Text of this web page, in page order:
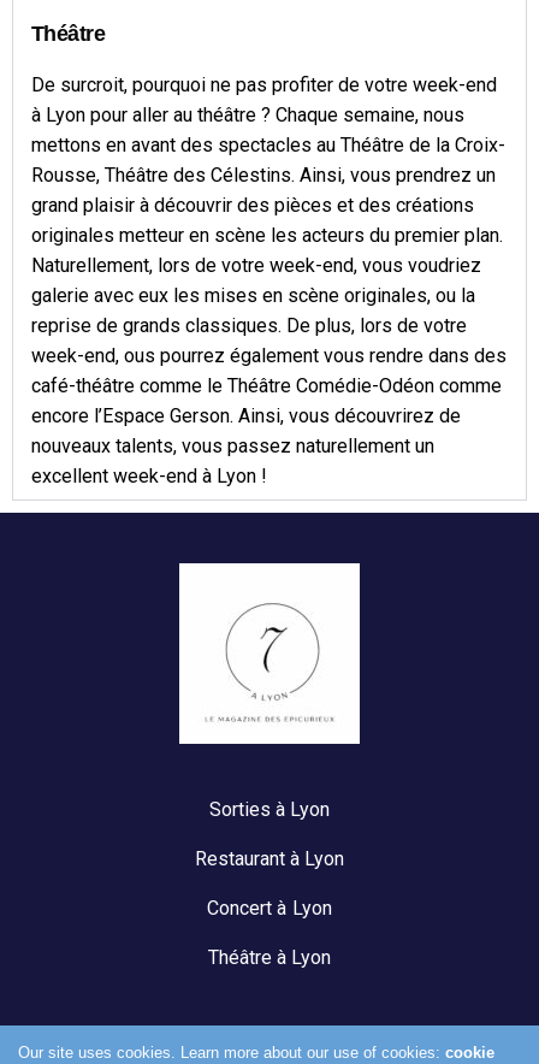
Théâtre
De surcroit, pourquoi ne pas profiter de votre week-end
à Lyon pour aller au théâtre ? Chaque semaine, nous
mettons en avant des spectacles au Théâtre de la Croix-
Rousse, Théâtre des Célestins. Ainsi, vous prendrez un
grand plaisir à découvrir des pièces et des créations
originales metteur en scène les acteurs du premier plan.
Naturellement, lors de votre week-end, vous voudriez
galerie avec eux les mises en scène originales, ou la
reprise de grands classiques. De plus, lors de votre
week-end, ous pourrez également vous rendre dans des
café-théâtre comme le Théâtre Comédie-Odéon comme
encore l’Espace Gerson. Ainsi, vous découvrirez de
nouveaux talents, vous passez naturellement un
excellent week-end à Lyon !
Sorties à Lyon
Restaurant à Lyon
Concert à Lyon
Théâtre à Lyon
Our site uses cookies. Learn more about our use of cookies:cookie